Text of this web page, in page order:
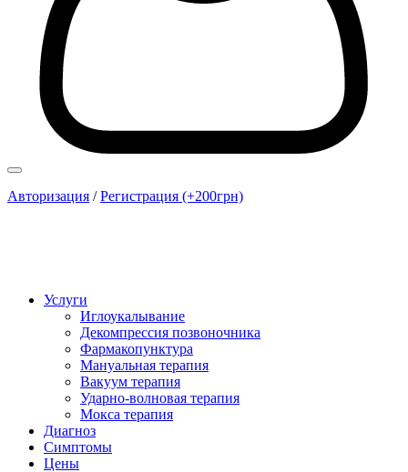
Авторизация /Регистрация (+200грн)
Услуги
Иглоукалывание
Декомпрессия позвоночника
Фармакопунктура
Мануальная терапия
Вакуум терапия
Ударно-волновая терапия
Мокса терапия
Диагноз
Симптомы
Цены